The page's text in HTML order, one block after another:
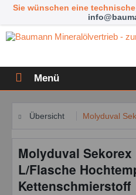
Sie wünschen eine
Menü
Übersicht Molyduval
Molyduval Sekorex
L/Flasche
Kettenschmierstoff